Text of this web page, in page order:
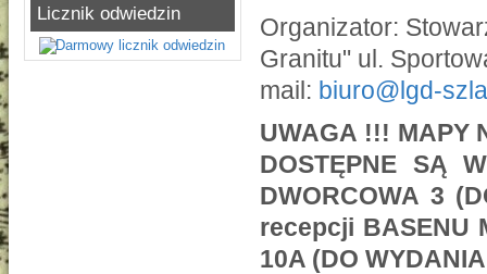
Licznik odwiedzin
Organizator:
Granitu" ul.
mail: biuro@lgd-
UWAGA !!! MAPY
DOSTĘPNE SĄ
DWORCOWA 3
recepcji BASENU
10A (DO